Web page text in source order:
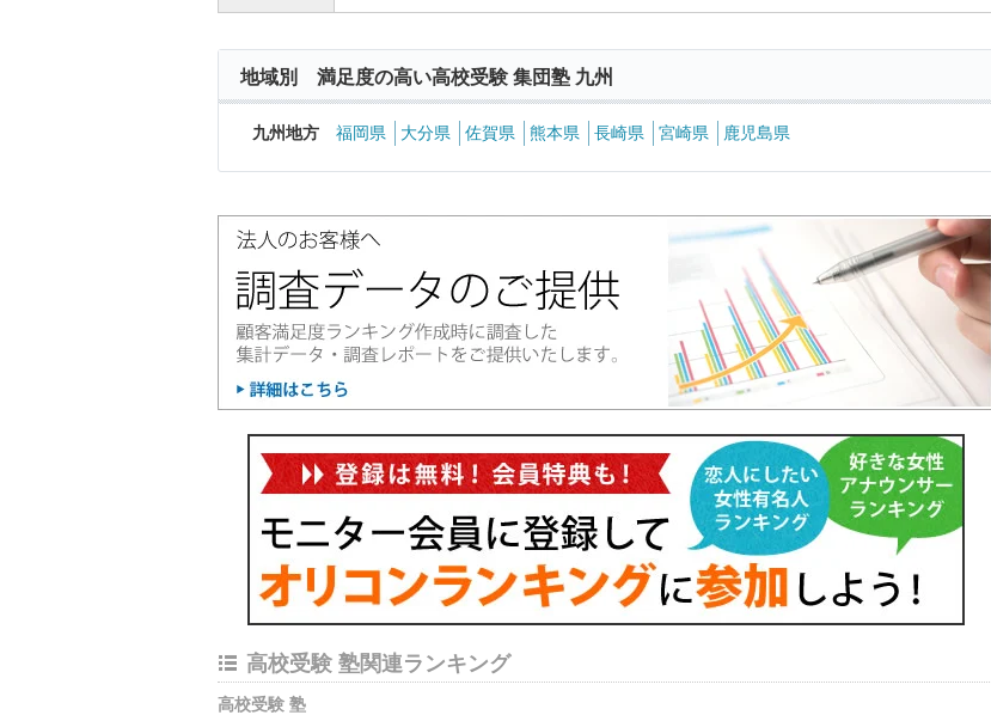
地域別 満足度の高い高校受験 集団塾 九州
九州地方 福岡県 大分県 佐賀県 熊本県 長崎県 宮崎県 鹿児島県
高校受験 塾関連ランキング
高校受験 塾